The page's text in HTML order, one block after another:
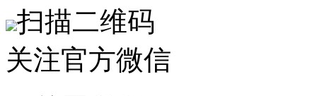
扫描二维码
关注官方微信